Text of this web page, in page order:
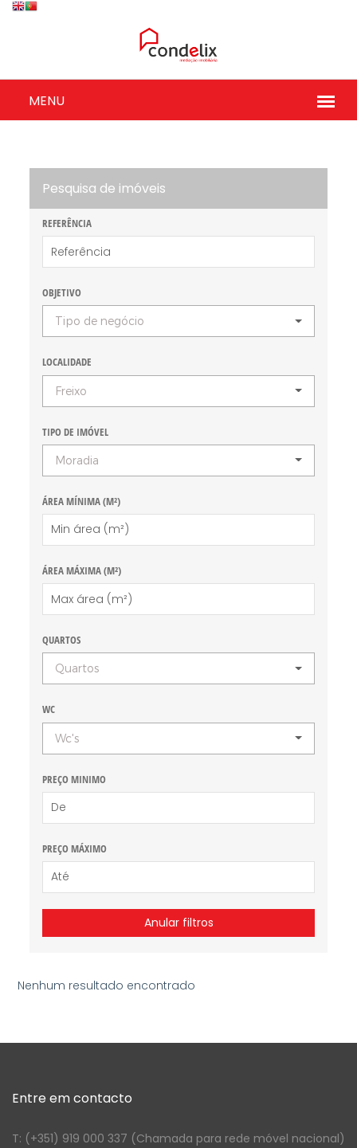
Pesquisa de imóveis
REFERÊNCIA
OBJETIVO
Tipo de negócio
LOCALIDADE
Freixo
TIPO DE IMÓVEL
Moradia
ÁREA MÍNIMA (M²)
ÁREA MÁXIMA (M²)
QUARTOS
Quartos
WC
Wc's
PREÇO MINIMO
PREÇO MÁXIMO
Anular filtros
Nenhum resultado encontrado
Entre em contacto
T: (+351) 919 000 337 (Chamada para rede móvel nacional)